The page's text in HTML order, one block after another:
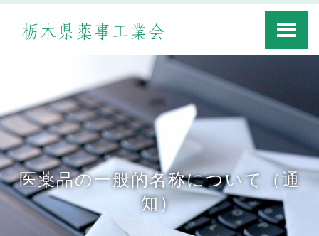
Toggle
医薬品の一般的名称について（通
知）